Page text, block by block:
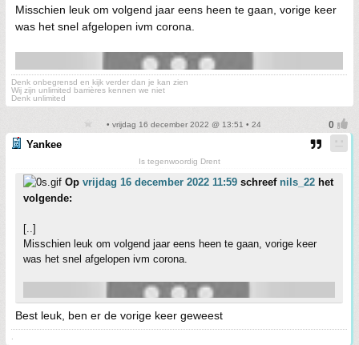
Misschien leuk om volgend jaar eens heen te gaan, vorige keer
was het snel afgelopen ivm corona.
Denk onbegrensd en kijk verder dan je kan zien
Wij zijn unlimited barrières kennen we niet
Denk unlimited
• vrijdag 16 december 2022 @ 13:51 • 24
Yankee
Is tegenwoordig Drent
Op vrijdag 16 december 2022 11:59 schreef nils_22 het
volgende:
[..]
Misschien leuk om volgend jaar eens heen te gaan, vorige keer
was het snel afgelopen ivm corona.
Best leuk, ben er de vorige keer geweest